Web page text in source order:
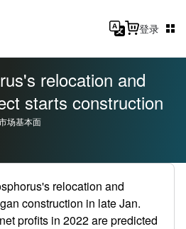
登录
relocation and
starts construction
场基本面
relocation and
construction in late Jan.
profits in 2022 are predicted